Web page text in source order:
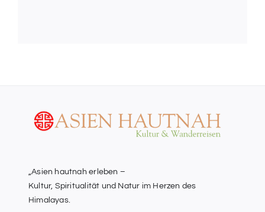
„Asien hautnah erleben –
Kultur, Spiritualität und Natur im Herzen des
Himalayas.